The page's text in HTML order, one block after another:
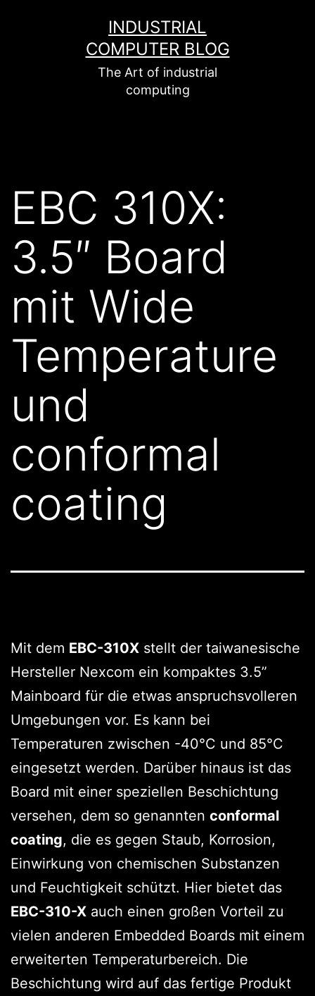
INDUSTRIAL
COMPUTER BLOG
The Art of industrial
computing
EBC 310X:
3.5″ Board
mit Wide
Temperature
und
conformal
coating
Mit dem EBC-310X stellt der taiwanesische
Hersteller Nexcom ein kompaktes 3.5”
Mainboard für die etwas anspruchsvolleren
Umgebungen vor. Es kann bei
Temperaturen zwischen -40°C und 85°C
eingesetzt werden. Darüber hinaus ist das
Board mit einer speziellen Beschichtung
versehen, dem so genannten conformal
coating, die es gegen Staub, Korrosion,
Einwirkung von chemischen Substanzen
und Feuchtigkeit schützt. Hier bietet das
EBC-310-X auch einen großen Vorteil zu
vielen anderen Embedded Boards mit einem
erweiterten Temperaturbereich. Die
Beschichtung wird auf das fertige Produkt